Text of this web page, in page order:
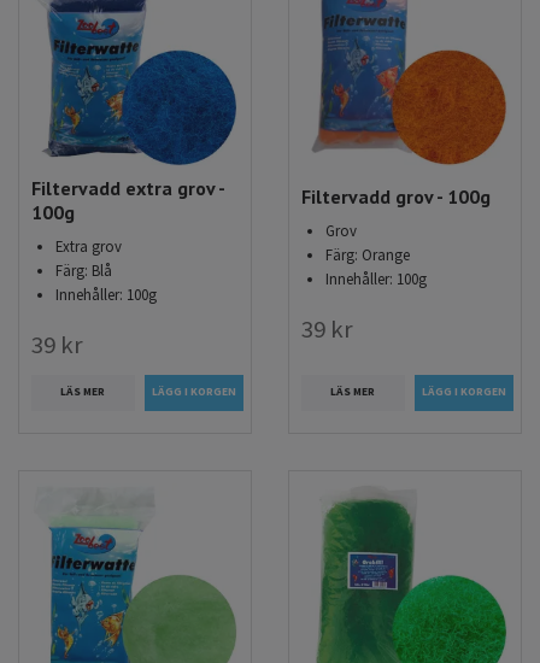
Filtervadd extra grov -
100g
Extra grov
Färg: Blå
Innehåller: 100g
39 kr
LÄS MER
Filtervadd grov - 100g
Grov
Färg: Orange
Innehåller: 100g
39 kr
LÄS MER